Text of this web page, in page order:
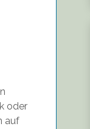
oder
auf